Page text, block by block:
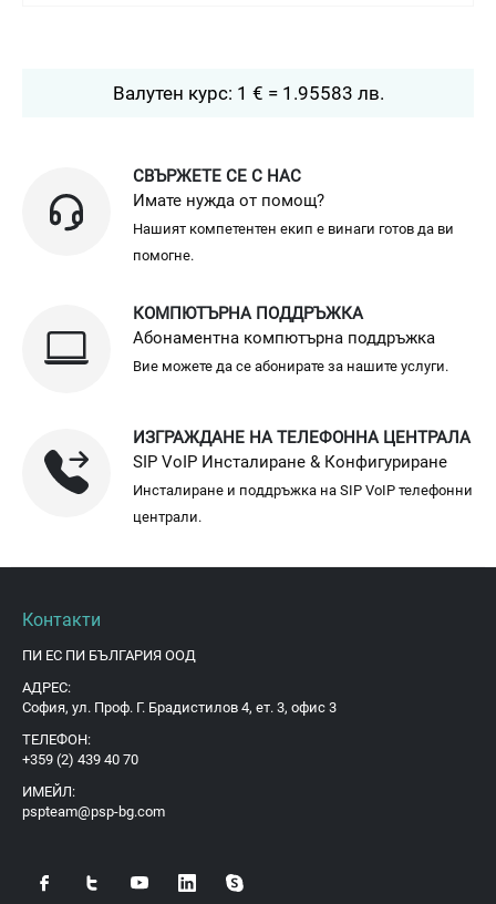
Валутен курс: 1 € = 1.95583 лв.
СВЪРЖЕТЕ СЕ С НАС
Имате нужда от помощ?
Нашият компетентен екип е винаги готов да ви
помогне.
КОМПЮТЪРНА ПОДДРЪЖКА
Абонаментна компютърна поддръжка
Вие можете да се абонирате за нашите услуги.
ИЗГРАЖДАНЕ НА ТЕЛЕФОННА ЦЕНТРАЛА
SIP VoIP Инсталиране & Конфигуриране
Инсталиране и поддръжка на SIP VoIP телефонни
централи.
Контакти
ПИ ЕС ПИ БЪЛГАРИЯ ООД
АДРЕС:
София, ул. Проф. Г. Брадистилов 4, ет. 3, офис 3
ТЕЛЕФОН:
+359 (2) 439 40 70
ИМЕЙЛ:
pspteam@psp-bg.com